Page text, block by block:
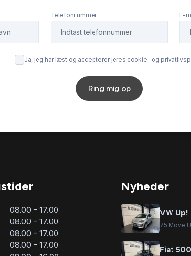
Telefonnummer E-
Ja, jeg har læst og accepterer jeres cookie- og
Ring mig op
08.00 - 17.00
08.00 - 17.00
08.00 - 17.00
08.00 - 17.00
Nyheder
VW Up!
75 Move
Fiat